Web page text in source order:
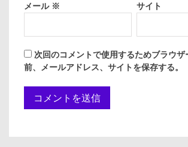
メール ※ サイト
次回のコメントで使用するためブラウザ
前、メールアドレス、サイトを保存する。